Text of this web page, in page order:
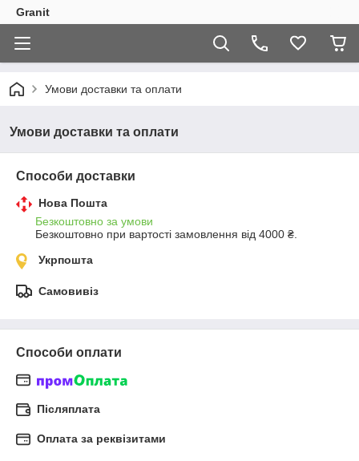
Granit
Умови доставки та оплати
Умови доставки та оплати
Способи доставки
Нова Пошта
Безкоштовно за умови
Безкоштовно при вартості замовлення від 4000 ₴.
Укрпошта
Самовивіз
Способи оплати
Післяплата
Оплата за реквізитами